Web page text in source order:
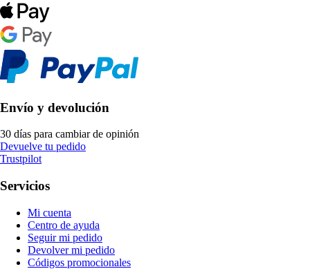
Envío y devolución
30 días para cambiar de opinión
Devuelve tu pedido
Trustpilot
Servicios
Mi cuenta
Centro de ayuda
Seguir mi pedido
Devolver mi pedido
Códigos promocionales